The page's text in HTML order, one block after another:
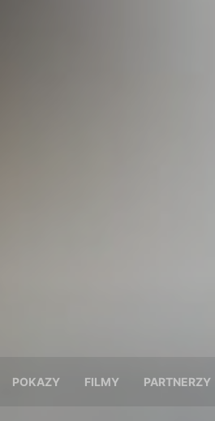
POKAZY FILMY PARTNERZY